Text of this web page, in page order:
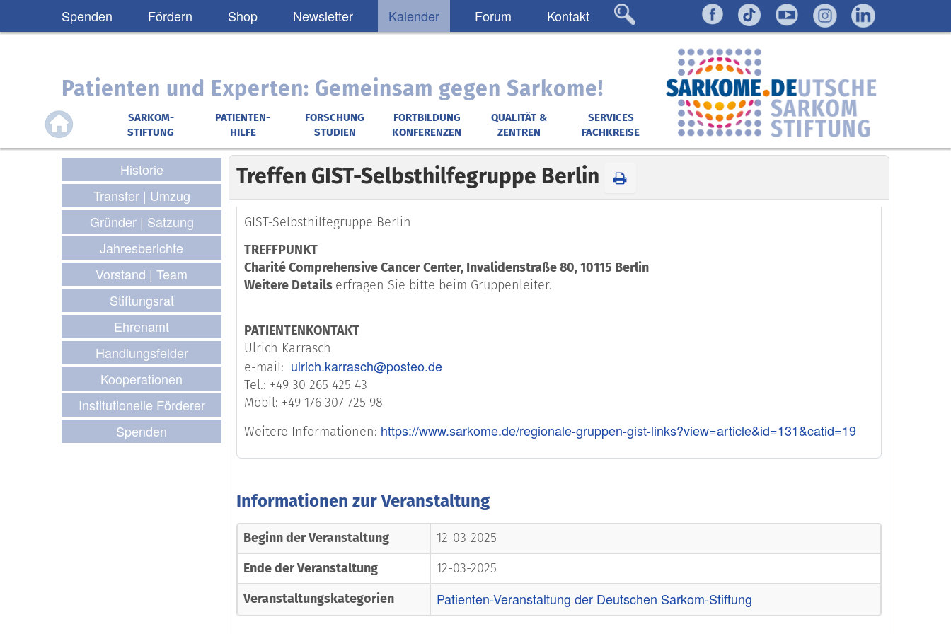
Spenden Fördern Shop Newsletter Kalender Forum Kontakt
Patienten und Experten: Gemeinsam gegen Sarkome!
SARKOM-
STIFTUNG
PATIENTEN-
HILFE
FORSCHUNG
STUDIEN
FORTBILDUNG
KONFERENZEN
QUALITÄT &
ZENTREN
SERVICES
FACHKREISE
Historie
Transfer | Umzug
Gründer | Satzung
Jahresberichte
Vorstand | Team
Stiftungsrat
Ehrenamt
Handlungsfelder
Kooperationen
Institutionelle Förderer
Spenden
Treffen GIST-Selbsthilfegruppe Berlin
GIST-Selbsthilfegruppe Berlin
TREFFPUNKT
Charité Comprehensive Cancer Center, Invalidenstraße 80, 10115 Berlin
Weitere Details erfragen Sie bitte beim Gruppenleiter.
PATIENTENKONTAKT
Ulrich Karrasch
e-mail: ulrich.karrasch@posteo.de
Tel.: +49 30 265 425 43
Mobil: +49 176 307 725 98
Weitere Informationen: https://www.sarkome.de/regionale-gruppen-gist-links?view=article&id=131&catid=19
Informationen zur Veranstaltung
Beginn der Veranstaltung
12-03-2025
Ende der Veranstaltung
12-03-2025
Veranstaltungskategorien
Patienten-Veranstaltung der Deutschen Sarkom-Stiftung